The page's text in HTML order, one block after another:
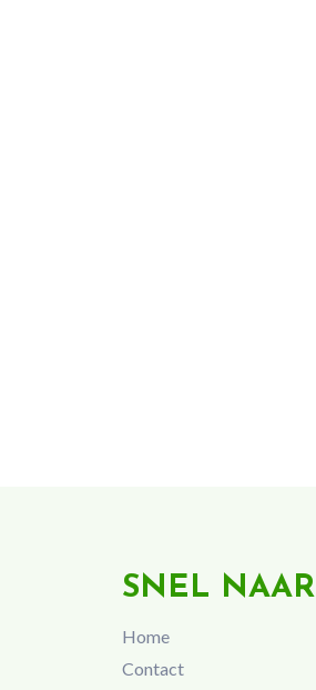
SNEL NAAR
Home
Contact